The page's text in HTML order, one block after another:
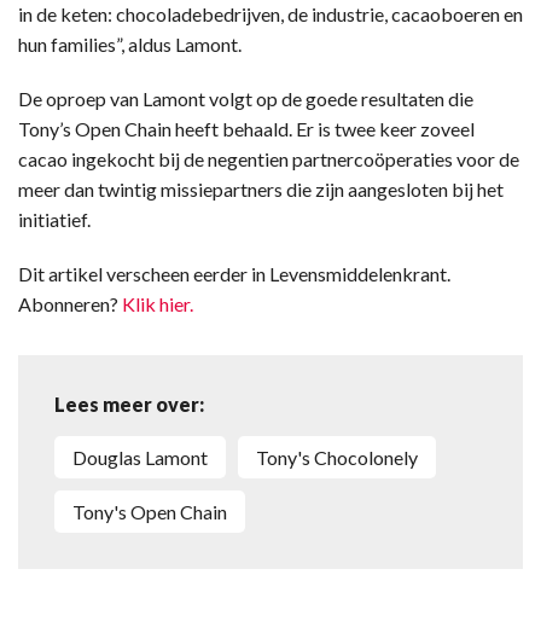
in de keten: chocoladebedrijven, de industrie, cacaoboeren en
hun families”, aldus Lamont.
De oproep van Lamont volgt op de goede resultaten die
Tony’s Open Chain heeft behaald. Er is twee keer zoveel
cacao ingekocht bij de negentien partnercoöperaties voor de
meer dan twintig missiepartners die zijn aangesloten bij het
initiatief.
Dit artikel verscheen eerder in Levensmiddelenkrant.
Abonneren? Klik hier.
Lees meer over:
Douglas Lamont Tony's Chocolonely
Tony's Open Chain